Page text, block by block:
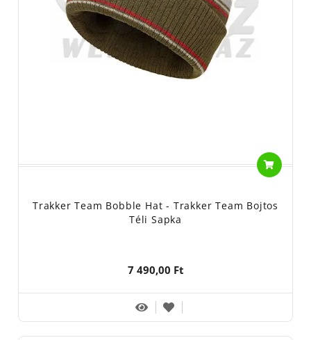
Trakker Team Bobble Hat - Trakker Team Bojtos
Téli Sapka
7 490,00 Ft